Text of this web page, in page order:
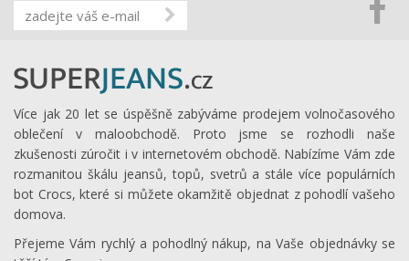
Více jak 20 let se úspěšně zabýváme prodejem volnočasového
oblečení v maloobchodě. Proto jsme se rozhodli naše
zkušenosti zúročit i v internetovém obchodě. Nabízíme Vám zde
rozmanitou škálu jeansů, topů, svetrů a stále více populárních
bot Crocs, které si můžete okamžitě objednat z pohodlí vašeho
domova.
Přejeme Vám rychlý a pohodlný nákup, na Vaše objednávky se